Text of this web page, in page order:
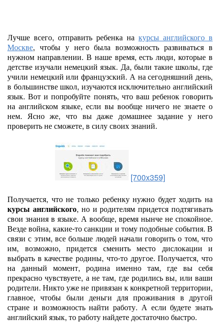
Лучше всего, отправить ребенка на курсы английского в
Москве, чтобы у него была возможность развиваться в
нужном направлении. В наше время, есть люди, которые в
детстве изучали немецкий язык. Да, были такие школы, где
учили немецкий или французский. А на сегодняшний день,
в большинстве школ, изучаются исключительно английский
язык. Вот и попробуйте понять, что ваш ребенок говорить
на английском языке, если вы вообще ничего не знаете о
нем. Ясно же, что вы даже домашнее задание у него
проверить не сможете, в силу своих знаний.
[700x359]
Получается, что не только ребенку нужно будет ходить на
курсы английского, но и родителям придется подтягивать
свои знания в языке. А вообще, время нынче не спокойное.
Везде война, какие-то санкции и тому подобные события. В
связи с этим, все больше людей начали говорить о том, что
им, возможно, придется сменить место дислокации и
выбрать в качестве родины, что-то другое. Получается, что
на данный момент, родина именно там, где вы себя
прекрасно чувствуете, а не там, где родились вы, или ваши
родители. Никто уже не привязан к конкретной территории,
главное, чтобы были деньги для проживания в другой
стране и возможность найти работу. А если будете знать
английский язык, то работу найдете достаточно быстро.